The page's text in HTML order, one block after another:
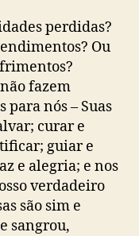
perdidas?
Ou
fazem
para nós – Suas
curar e
guiar e
e alegria; e nos
verdadeiro
são sim e
sangrou,